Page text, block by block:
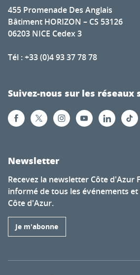
455 Promenade Des Anglais
Bâtiment HORIZON – CS 53126
06203 NICE Cedex 3
Tél : +33 (0)4 93 37 78 78
Suivez-nous sur les réseaux
Newsletter
Recevez la newsletter Côte d'Azur
informé de tous les événements
Côte d'Azur.
Je m'abonne